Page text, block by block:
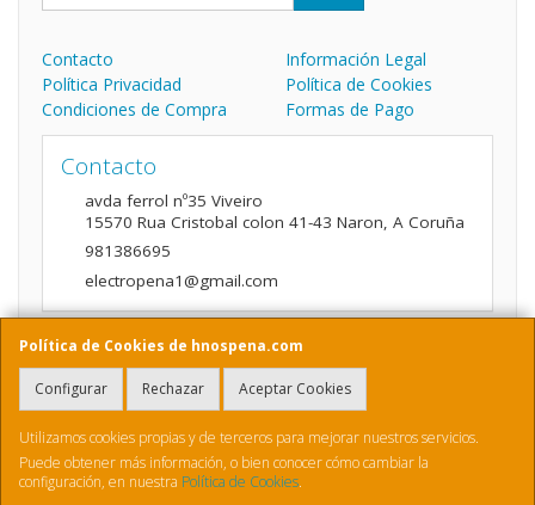
Política de Cookies de hnospena.com
Configurar Rechazar Aceptar Cookies
Utilizamos cookies propias y de terceros para mejorar nuestros servicios.
Puede obtener más información, o bien conocer cómo cambiar la
configuración, en nuestra Política de Cookies.
Contacto
Información Legal
Política Privacidad
Política de Cookies
Condiciones de Compra
Formas de Pago
Contacto
avda ferrol nº35 Viveiro
15570 Rua Cristobal colon 41-43 Naron, A Coruña
981386695
electropena1@gmail.com
Horario
9:00 a 14:00 y de 16:00 A 20:00
, , , , España. - C.I.F.: B70410436 - Tfno: